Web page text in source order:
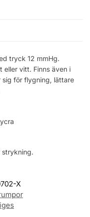
tryck 12 mmHg.
eller vitt. Finns även i
sig för flygning, lättare
strykning.
X